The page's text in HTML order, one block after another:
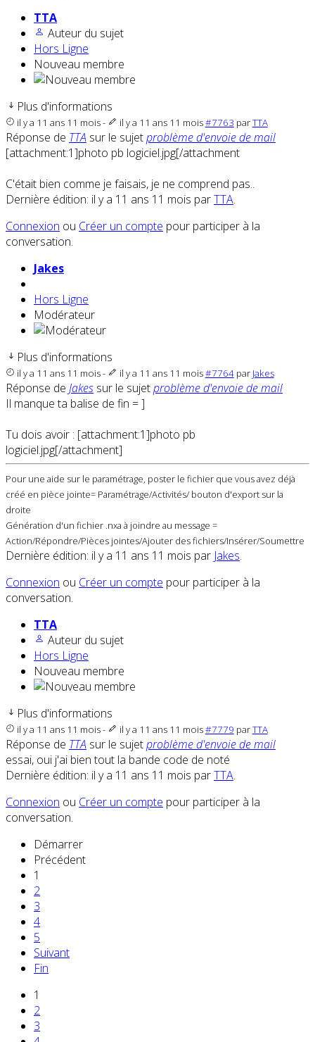
TTA
Auteur du sujet
Hors Ligne
Nouveau membre
Plus d'informations
il y a 11 ans 11 mois- il y a 11 ans 11 mois#7763 parTTA
Réponse de TTA sur le sujetproblème d'envoie de mail
[attachment:1]photo pb logiciel.jpg[/attachment
C'était bien comme je faisais, je ne comprend pas..
Dernière édition: il y a 11 ans 11 mois parTTA.
Connexion ou Créer un compte pour participer à la
conversation.
Jakes
Hors Ligne
Modérateur
Plus d'informations
il y a 11 ans 11 mois- il y a 11 ans 11 mois#7764 par Jakes
Réponse de Jakes sur le sujetproblème d'envoie de mail
Il manque ta balise de fin = ]
Tu dois avoir : [attachment:1]photo pb
logiciel.jpg[/attachment]
Pour une aide sur le paramétrage, poster le fichier que vous avez déjà
créé en pièce jointe= Paramétrage/Activités/ bouton d'export sur la
droite
Génération d'un fichier .nxa à joindre au message =
Action/Répondre/Pièces jointes/Ajouter des fichiers/Insérer/Soumettre
Dernière édition: il y a 11 ans 11 mois par Jakes.
Connexion ou Créer un compte pour participer à la
conversation.
TTA
Auteur du sujet
Hors Ligne
Nouveau membre
Plus d'informations
il y a 11 ans 11 mois- il y a 11 ans 11 mois#7779 parTTA
Réponse de TTA sur le sujetproblème d'envoie de mail
essai, oui j'ai bien tout la bande code de noté
Dernière édition: il y a 11 ans 11 mois parTTA.
Connexion ou Créer un compte pour participer à la
conversation.
Démarrer
Précédent
1
2
3
4
5
Suivant
Fin
1
2
3